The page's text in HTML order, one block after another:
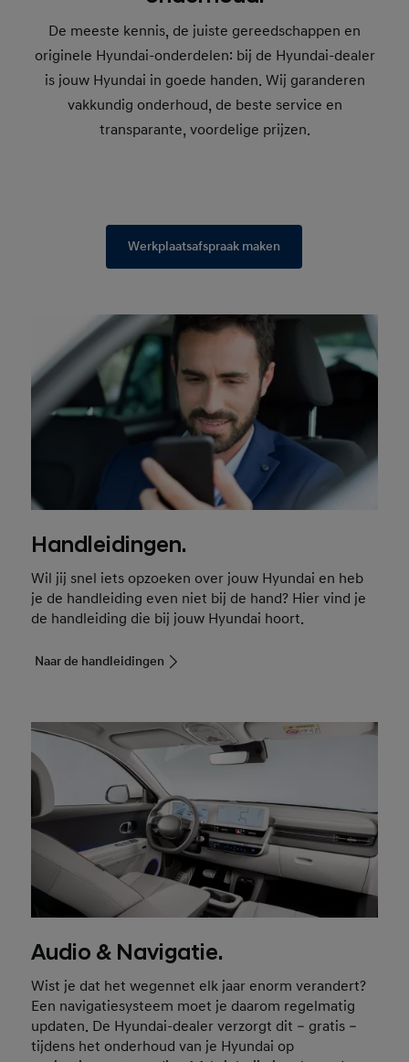
De meeste kennis, de juiste gereedschappen en
originele Hyundai-onderdelen: bij de Hyundai-dealer
is jouw Hyundai in goede handen. Wij garanderen
vakkundig onderhoud, de beste service en
transparante, voordelige prijzen.
Werkplaatsafspraak maken
Handleidingen.
Wil jij snel iets opzoeken over jouw Hyundai en heb
je de handleiding even niet bij de hand? Hier vind je
de handleiding die bij jouw Hyundai hoort.
Naar de handleidingen
Audio & Navigatie.
Wist je dat het wegennet elk jaar enorm verandert?
Een navigatiesysteem moet je daarom regelmatig
updaten. De Hyundai-dealer verzorgt dit – gratis –
tijdens het onderhoud van je Hyundai op